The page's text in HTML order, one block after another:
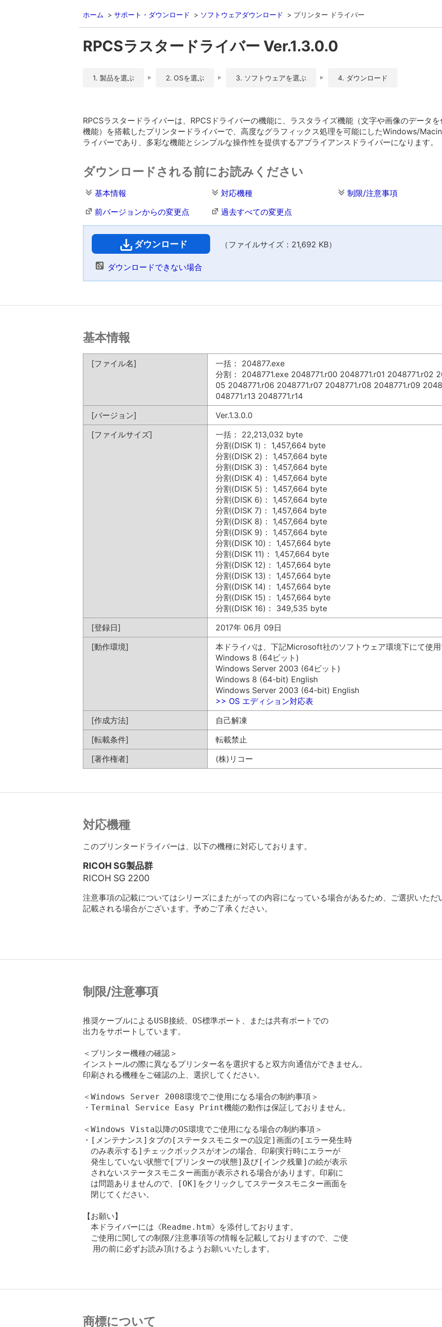
ホーム サポート・ダウンロード ソフトウェアダウンロード プリンター ドライバー
RPCSラスタードライバー Ver.1.3.0.0
1. 製品を選ぶ 2. OSを選ぶ 3. ソフトウェアを選ぶ 4. ダウンロード
RPCSラスタードライバーは、RPCSドライバーの機能に、ラスタライズ機能（文字や画像のデータ
機能）を搭載したプリンタードライバーで、高度なグラフィックス処理を可能にしたWindows/
ライバーであり、多彩な機能とシンプルな操作性を提供するアプライアンスドライバーになります。
ダウンロードされる前にお読みください
基本情報 対応機種 制限/注意事項
前バージョンからの変更点
過去すべての変更点
ダウンロード （ファイルサイズ：21,692 KB）
ダウンロードできない場合
基本情報
[ファイル名]
一括： 204877.exe
分割： 2048771.exe 2048771.r00 2048771.r01 2048771.r02
05 2048771.r06 2048771.r07 2048771.r08 2048771.r09
048771.r13 2048771.r14
[バージョン]
Ver.1.3.0.0
[ファイルサイズ]
一括： 22,213,032 byte
分割(DISK 1)： 1,457,664 byte
分割(DISK 2)： 1,457,664 byte
分割(DISK 3)： 1,457,664 byte
分割(DISK 4)： 1,457,664 byte
分割(DISK 5)： 1,457,664 byte
分割(DISK 6)： 1,457,664 byte
分割(DISK 7)： 1,457,664 byte
分割(DISK 8)： 1,457,664 byte
分割(DISK 9)： 1,457,664 byte
分割(DISK 10)： 1,457,664 byte
分割(DISK 11)： 1,457,664 byte
分割(DISK 12)： 1,457,664 byte
分割(DISK 13)： 1,457,664 byte
分割(DISK 14)： 1,457,664 byte
分割(DISK 15)： 1,457,664 byte
分割(DISK 16)： 349,535 byte
[登録日]
2017年 06月 09日
[動作環境]
本ドライバは、下記Microsoft社のソフトウェア環境下にて使用
Windows 8 (64ビット)
Windows Server 2003 (64ビット)
Windows 8 (64-bit) English
Windows Server 2003 (64-bit) English
>> OS エディション対応表
[作成方法]
自己解凍
[転載条件]
転載禁止
[著作権者]
(株)リコー
対応機種
このプリンタードライバーは、以下の機種に対応しております。
RICOH SG製品群
RICOH SG 2200
注意事項の記載についてはシリーズにまたがっての内容になっている場合があるため、ご選択いた
記載される場合がございます。予めご了承ください。
制限/注意事項
推奨ケーブルによるUSB接続、OS標準ポート、または共有ポートでの
出力をサポートしています。
＜プリンター機種の確認＞
インストールの際に異なるプリンター名を選択すると双方向通信ができません。
印刷される機種をご確認の上、選択してください。
＜Windows Server 2008環境でご使用になる場合の制約事項＞
・Terminal Service Easy Print機能の動作は保証しておりません。
＜Windows Vista以降のOS環境でご使用になる場合の制約事項＞
・[メンテナンス]タブの[ステータスモニターの設定]画面の[エラー発生時
のみ表示する]チェックボックスがオンの場合、印刷実行時にエラーが
発生していない状態で[プリンターの状態]及び[インク残量]の絵が表示
されないステータスモニター画面が表示される場合があります。印刷に
は問題ありませんので、[OK]をクリックしてステータスモニター画面を
閉じてください。
【お願い】
本ドライバーには《Readme.htm》を添付しております。
ご使用に関しての制限/注意事項等の情報を記載しておりますので、ご使
用の前に必ずお読み頂けるようお願いいたします。
商標について